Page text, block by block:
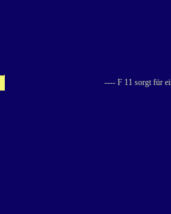
---- F 11 sorgt für